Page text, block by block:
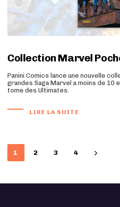
Collection Marvel
Panini Comics lance une nouvelle
grandes Saga Marvel a moins de 10
tome des Ultimates.
LIRE LA SUITE
1 2 3 4